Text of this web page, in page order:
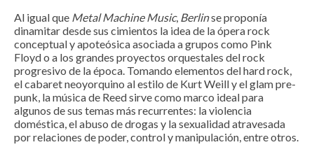
Al igual que Metal Machine Music, Berlinse proponía
dinamitar desde sus cimientos la idea de la ópera rock
conceptual y apoteósica asociada a grupos como Pink
Floyd o a los grandes proyectos orquestales del rock
progresivo de la época. Tomando elementos del hard rock,
el cabaret neoyorquino al estilo de Kurt Weill y el glam pre-
punk, la música de Reed sirve como marco ideal para
algunos de sus temas más recurrentes: la violencia
doméstica, el abuso de drogas y la sexualidad atravesada
por relaciones de poder, control y manipulación, entre otros.